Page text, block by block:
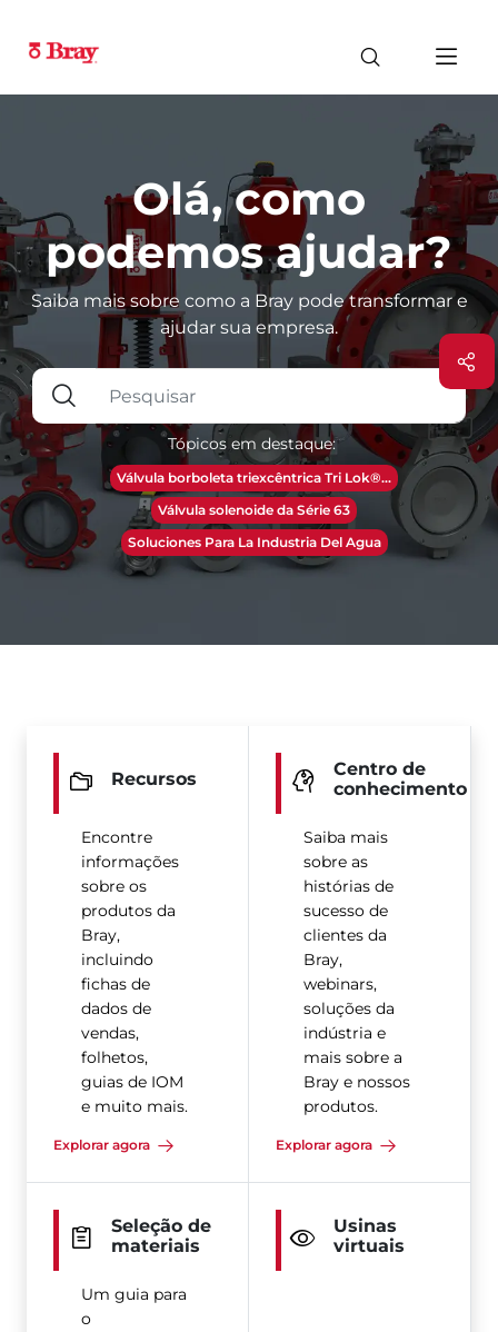
Olá, como
podemos ajudar?
Saiba mais sobre como a Bray pode transformar e
ajudar sua empresa.
Tópicos em destaque:
Válvula borboleta triexcêntrica Tri Lok®...
Válvula solenoide da Série 63
Soluciones Para La Industria Del Agua
Recursos
Encontre
informações
sobre os
produtos da
Bray,
incluindo
fichas de
dados de
vendas,
folhetos,
guias de IOM
e muito mais.
Explorar agora
Centro de
conhecimento
Saiba mais
sobre as
histórias de
sucesso de
clientes da
Bray,
webinars,
soluções da
indústria e
mais sobre a
Bray e nossos
produtos.
Explorar agora
Seleção de
materiais
Um guia para
o
Usinas
virtuais